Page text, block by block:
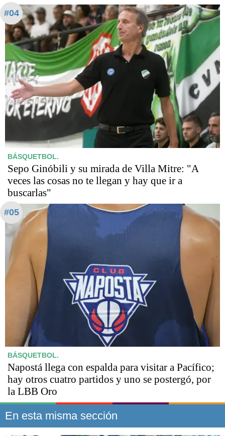
#04
BÁSQUETBOL.
Sepo Ginóbili y su mirada de Villa Mitre: "A
veces las cosas no te llegan y hay que ir a
buscarlas"
#05
BÁSQUETBOL.
Napostá llega con espalda para visitar a Pacífico;
hay otros cuatro partidos y uno se postergó, por
la LBB Oro
En esta misma sección